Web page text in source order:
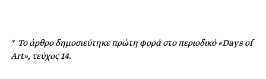
* Το άρθρο δημοσιεύτηκε πρώτη φορά στο περιοδικό «Days of
Art», τεύχος 14.